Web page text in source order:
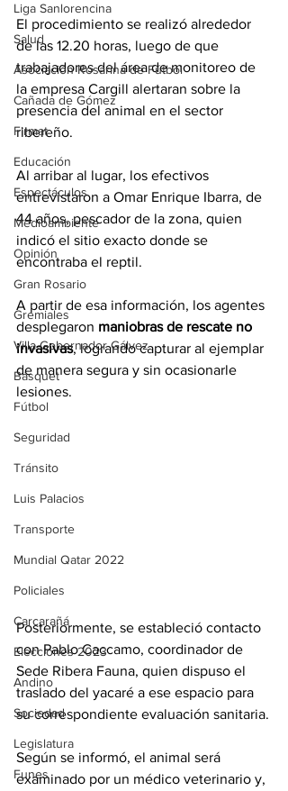
Liga Sanlorencina
Salud
Asociación Rosarina de Fútbol
Cañada de Gómez
Firmat
Educación
Espectáculos
Medioambiente
Opinión
Gran Rosario
Gremiales
Villa Gobernador Gálvez
Básquet
Fútbol
Seguridad
Tránsito
Luis Palacios
Transporte
Mundial Qatar 2022
Policiales
Carcarañá
Elecciones 2023
Andino
Sociedad
Legislatura
Funes
El procedimiento se realizó alrededor
de las 12.20 horas, luego de que
trabajadores del área de monitoreo de
la empresa Cargill alertaran sobre la
presencia del animal en el sector
ribereño.
Al arribar al lugar, los efectivos
entrevistaron a Omar Enrique Ibarra, de
44 años, pescador de la zona, quien
indicó el sitio exacto donde se
encontraba el reptil.
A partir de esa información, los agentes
desplegaron maniobras de rescate no
invasivas, logrando capturar al ejemplar
de manera segura y sin ocasionarle
lesiones.
Posteriormente, se estableció contacto
con Pablo Caccamo, coordinador de
Sede Ribera Fauna, quien dispuso el
traslado del yacaré a ese espacio para
su correspondiente evaluación sanitaria.
Según se informó, el animal será
examinado por un médico veterinario y,